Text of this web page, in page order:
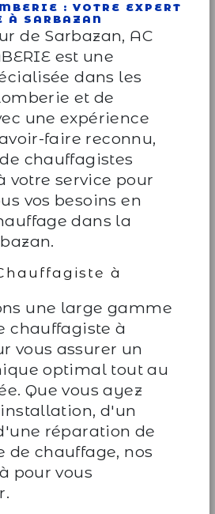
: VOTRE EXPERT
À SARBAZAN
de Sarbazan, AC
est une
dans les
et de
une expérience
faire reconnu,
chauffagistes
votre service pour
vos besoins en
dans la
à
une large gamme
chauffagiste à
vous assurer un
optimal tout au
Que vous ayez
d'un
réparation de
de chauffage, nos
pour vous